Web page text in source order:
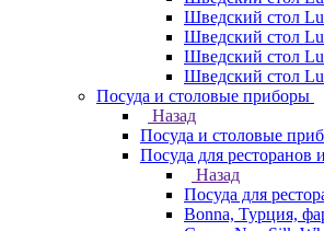
Шведский стол
Шведский стол
Шведский стол
Шведский стол
Посуда и столовые приборы
Назад
Посуда и столовые
Посуда для ресторанов
Назад
Посуда для
Bonna, Турция,